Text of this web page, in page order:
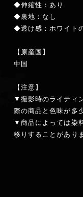
◆伸縮性：あり
◆裏地：なし
◆透け感：ホワイト
【原産国】
中国
【注意】
▼撮影時のライティ
際の商品と色味が多
▼商品によっては染
移りすることがあり